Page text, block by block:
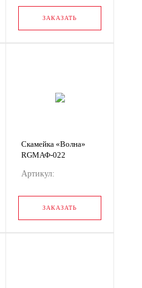
ЗАКАЗАТЬ
Скамейка «Волна»
RGМАФ-022
Артикул:
ЗАКАЗАТЬ